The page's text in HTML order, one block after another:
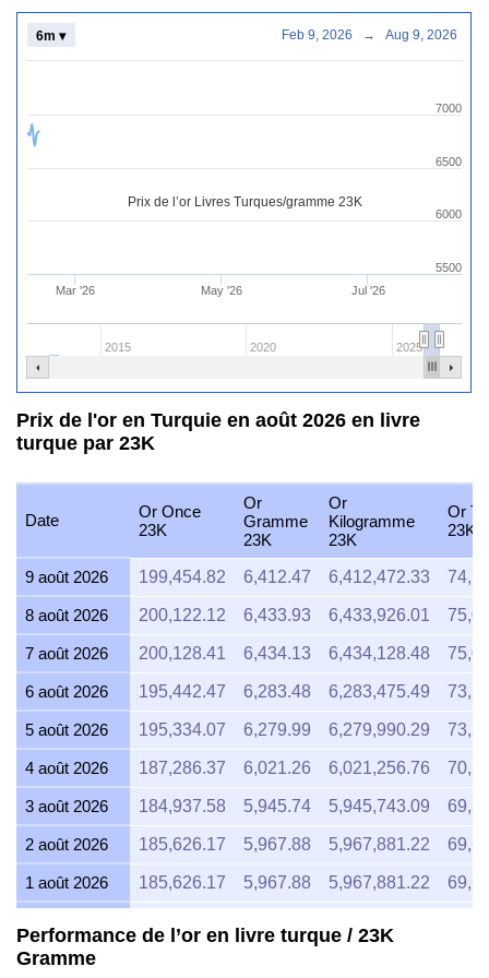
Prix de l’or Livres Turques/gramme 23K
Mar '26 May '26 Jul '26
2015 2020 2025
5500
6000
6500
7000
6m ▾ Feb 9, 2026 → Aug 9, 2026
Prix de l'or en Turquie en août 2026 en livre
turque par 23K
Date
Or Once
23K
Or
Gramme
23K
Or
Kilogramme
23K
Or
23K
9 août 2026 199,454.82 6,412.47 6,412,472.33
8 août 2026 200,122.12 6,433.93 6,433,926.01
7 août 2026 200,128.41 6,434.13 6,434,128.48
6 août 2026 195,442.47 6,283.48 6,283,475.49
5 août 2026 195,334.07 6,279.99 6,279,990.29
4 août 2026 187,286.37 6,021.26 6,021,256.76
3 août 2026 184,937.58 5,945.74 5,945,743.09
2 août 2026 185,626.17 5,967.88 5,967,881.22
1 août 2026 185,626.17 5,967.88 5,967,881.22
30 juillet 2026
Performance de l’or en livre turque / 23K
Gramme